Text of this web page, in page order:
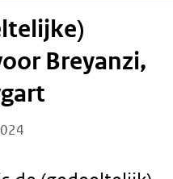
Breyanzi,